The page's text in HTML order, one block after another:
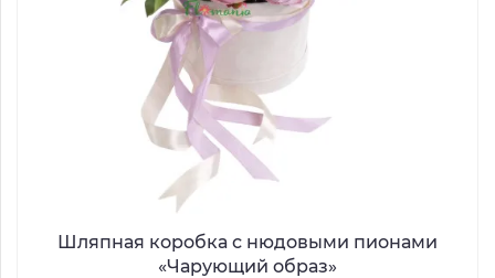
Шляпная коробка с нюдовыми пионами
«Чарующий образ»